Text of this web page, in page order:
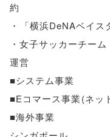
約
・
「横浜DeNAベイス
・女子サッカーチーム
運営
■システム事業
■Eコマース事業(ネッ
■海外事業